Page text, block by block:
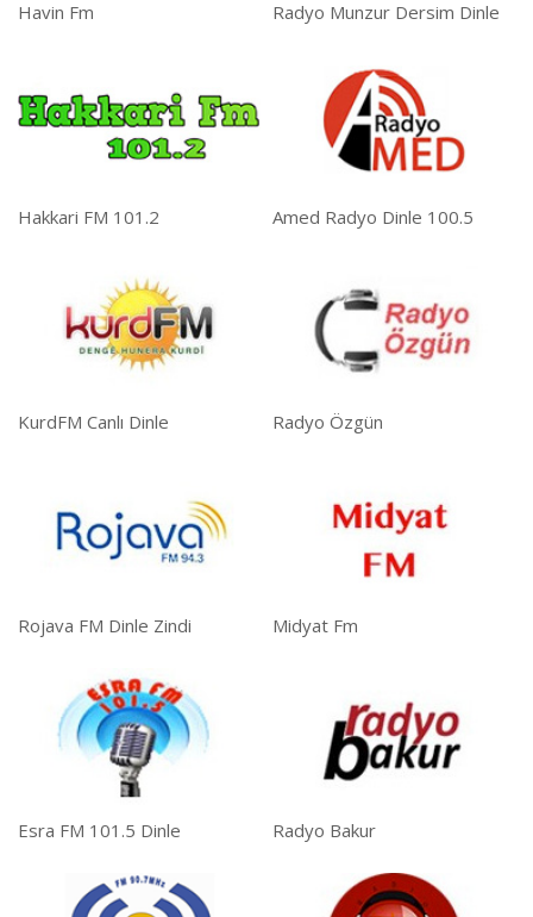
Havin Fm Radyo Munzur Dersim Dinle
Hakkari FM 101.2 Amed Radyo Dinle 100.5
KurdFM Canlı Dinle Radyo Özgün
Rojava FM Dinle Zindi Midyat Fm
Esra FM 101.5 Dinle Radyo Bakur